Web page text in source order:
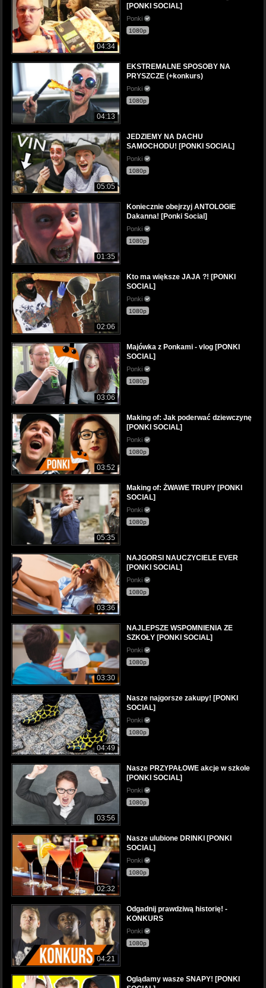
04:34
[PONKI SOCIAL]
Ponki
1080p
04:13
EKSTREMALNE SPOSOBY NA
PRYSZCZE (+konkurs)
Ponki
1080p
05:05
JEDZIEMY NA DACHU
SAMOCHODU! [PONKI SOCIAL]
Ponki
1080p
01:35
Koniecznie obejrzyj ANTOLOGIE
Dakanna! [Ponki Social]
Ponki
1080p
02:06
Kto ma większe JAJA ?! [PONKI
SOCIAL]
Ponki
1080p
03:06
Majówka z Ponkami - vlog [PONKI
SOCIAL]
Ponki
1080p
03:52
Making of: Jak poderwać dziewczynę
[PONKI SOCIAL]
Ponki
1080p
05:35
Making of: ŻWAWE TRUPY [PONKI
SOCIAL]
Ponki
1080p
03:36
NAJGORSI NAUCZYCIELE EVER
[PONKI SOCIAL]
Ponki
1080p
03:30
NAJLEPSZE WSPOMNIENIA ZE
SZKOŁY [PONKI SOCIAL]
Ponki
1080p
04:49
Nasze najgorsze zakupy! [PONKI
SOCIAL]
Ponki
1080p
03:56
Nasze PRZYPAŁOWE akcje w szkole
[PONKI SOCIAL]
Ponki
1080p
02:32
Nasze ulubione DRINKI [PONKI
SOCIAL]
Ponki
1080p
04:21
Odgadnij prawdziwą historię! -
KONKURS
Ponki
1080p
Oglądamy wasze SNAPY! [PONKI